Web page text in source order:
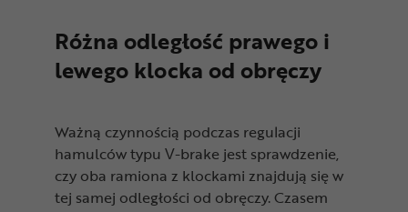
Różna odległość prawego i
lewego klocka od obręczy
Ważną czynnością podczas regulacji
hamulców typu V-brake jest sprawdzenie,
czy oba ramiona z klockami znajdują się w
tej samej odległości od obręczy. Czasem